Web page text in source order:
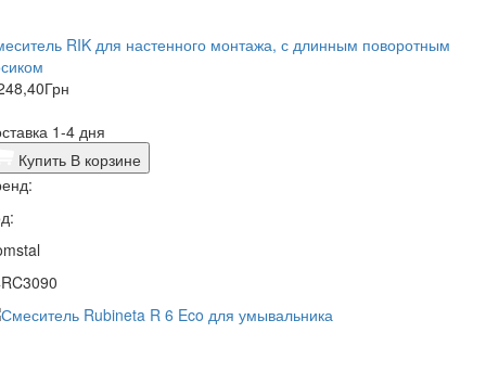
RIK для настенного монтажа, с длинным поворотным
Грн
1-4 дня
Купить В корзине